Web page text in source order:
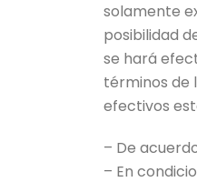
solamente
posibilidad
se hará
términos de
efectivos
– De
– En